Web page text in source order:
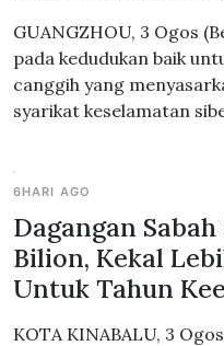
GUANGZHOU, 3 Ogos
pada kedudukan baik
canggih yang
syarikat keselamatan
6HARI AGO
Dagangan Sabah
Bilion, Kekal
Untuk Tahun
KOTA KINABALU, 3